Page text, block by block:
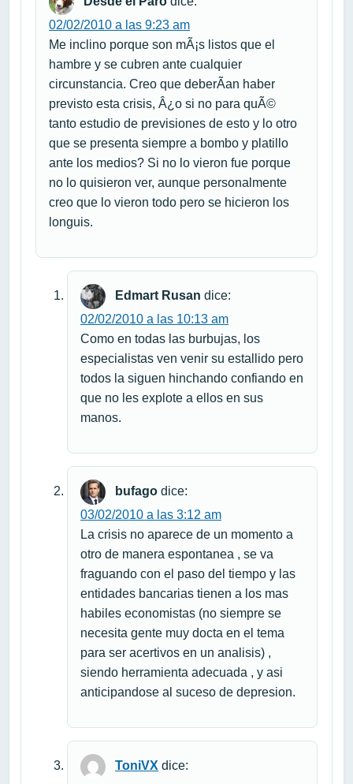
02/02/2010 a las 9:23 am
Me inclino porque son mÃ¡s listos que el
hambre y se cubren ante cualquier
circunstancia. Creo que deberÃ­an haber
previsto esta crisis, Â¿o si no para quÃ©
tanto estudio de previsiones de esto y lo otro
que se presenta siempre a bombo y platillo
ante los medios? Si no lo vieron fue porque
no lo quisieron ver, aunque personalmente
creo que lo vieron todo pero se hicieron los
longuis.
Edmart Rusan dice:
02/02/2010 a las 10:13 am
Como en todas las burbujas, los
especialistas ven venir su estallido pero
todos la siguen hinchando confiando en
que no les explote a ellos en sus
manos.
bufago dice:
03/02/2010 a las 3:12 am
La crisis no aparece de un momento a
otro de manera espontanea , se va
fraguando con el paso del tiempo y las
entidades bancarias tienen a los mas
habiles economistas (no siempre se
necesita gente muy docta en el tema
para ser acertivos en un analisis) ,
siendo herramienta adecuada , y asi
anticipandose al suceso de depresion.
ToniVX dice: